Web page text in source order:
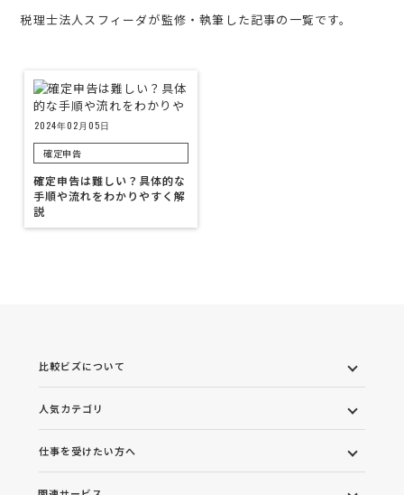
税理士法人スフィーダが監修・執筆した記事の一覧です。
2024年02月05日
確定申告
確定申告は難しい？具体的な
手順や流れをわかりやすく解
説
比較ビズについて
人気カテゴリ
仕事を受けたい方へ